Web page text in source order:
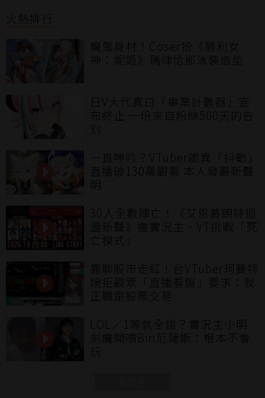
火熱排行
魔鬼身材！Coser扮《勝利女
神：妮姬》瑪律恰那泳裝造型
日V大代真白「畢業計數器」宣
布終止 一份來自粉絲500天的告
別
一直呻吟？VTuber詭異「抖動」
直播破130萬觀看 本人發最新聲
明
30人全數陣亡！《艾恩葛朗特迴
盪新聲》邀實況主、VT挑戰「死
亡模式」
靠聊股市走紅！台VTuber珂賽特
婉拒觀眾「直播看盤」要求：我
正職是股票交易
LOL／1等就全錯？實況主小明
劍魔開噴Bin厄薩斯：根本不會
玩